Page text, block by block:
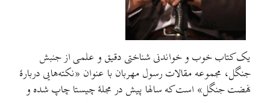
یک کتاب خوب و خواندنی شناختی دقیق و علمی از جنبش
جنگل، مجموعه مقالات رسول مهربان با عنوان «نکته‌هایی دربارهٔ
نهضت جنگل»‌ است که سالها پیش در مجلهٔ چیستا چاپ شده و